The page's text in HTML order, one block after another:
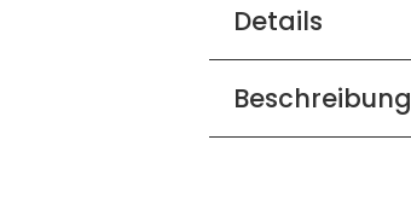
Details
Beschreibung